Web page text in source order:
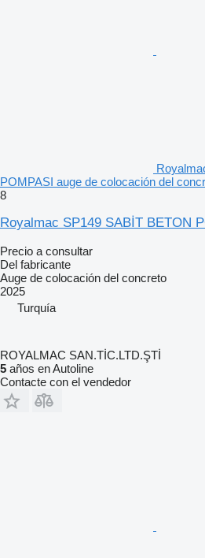
POMPASI auge de colocación del
8
Royalmac SP149 SABİT BETON
Precio a consultar
Del fabricante
Auge de colocación del concreto
2025
Turquía
ROYALMAC SAN.TİC.LTD.ŞTİ
5 años en Autoline
Contacte con el vendedor